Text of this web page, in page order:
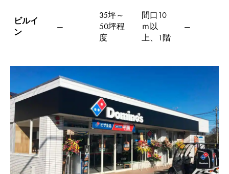
ビルイ
ン
―
35坪～
50坪程
度
間口10
ｍ以
上、1階
―